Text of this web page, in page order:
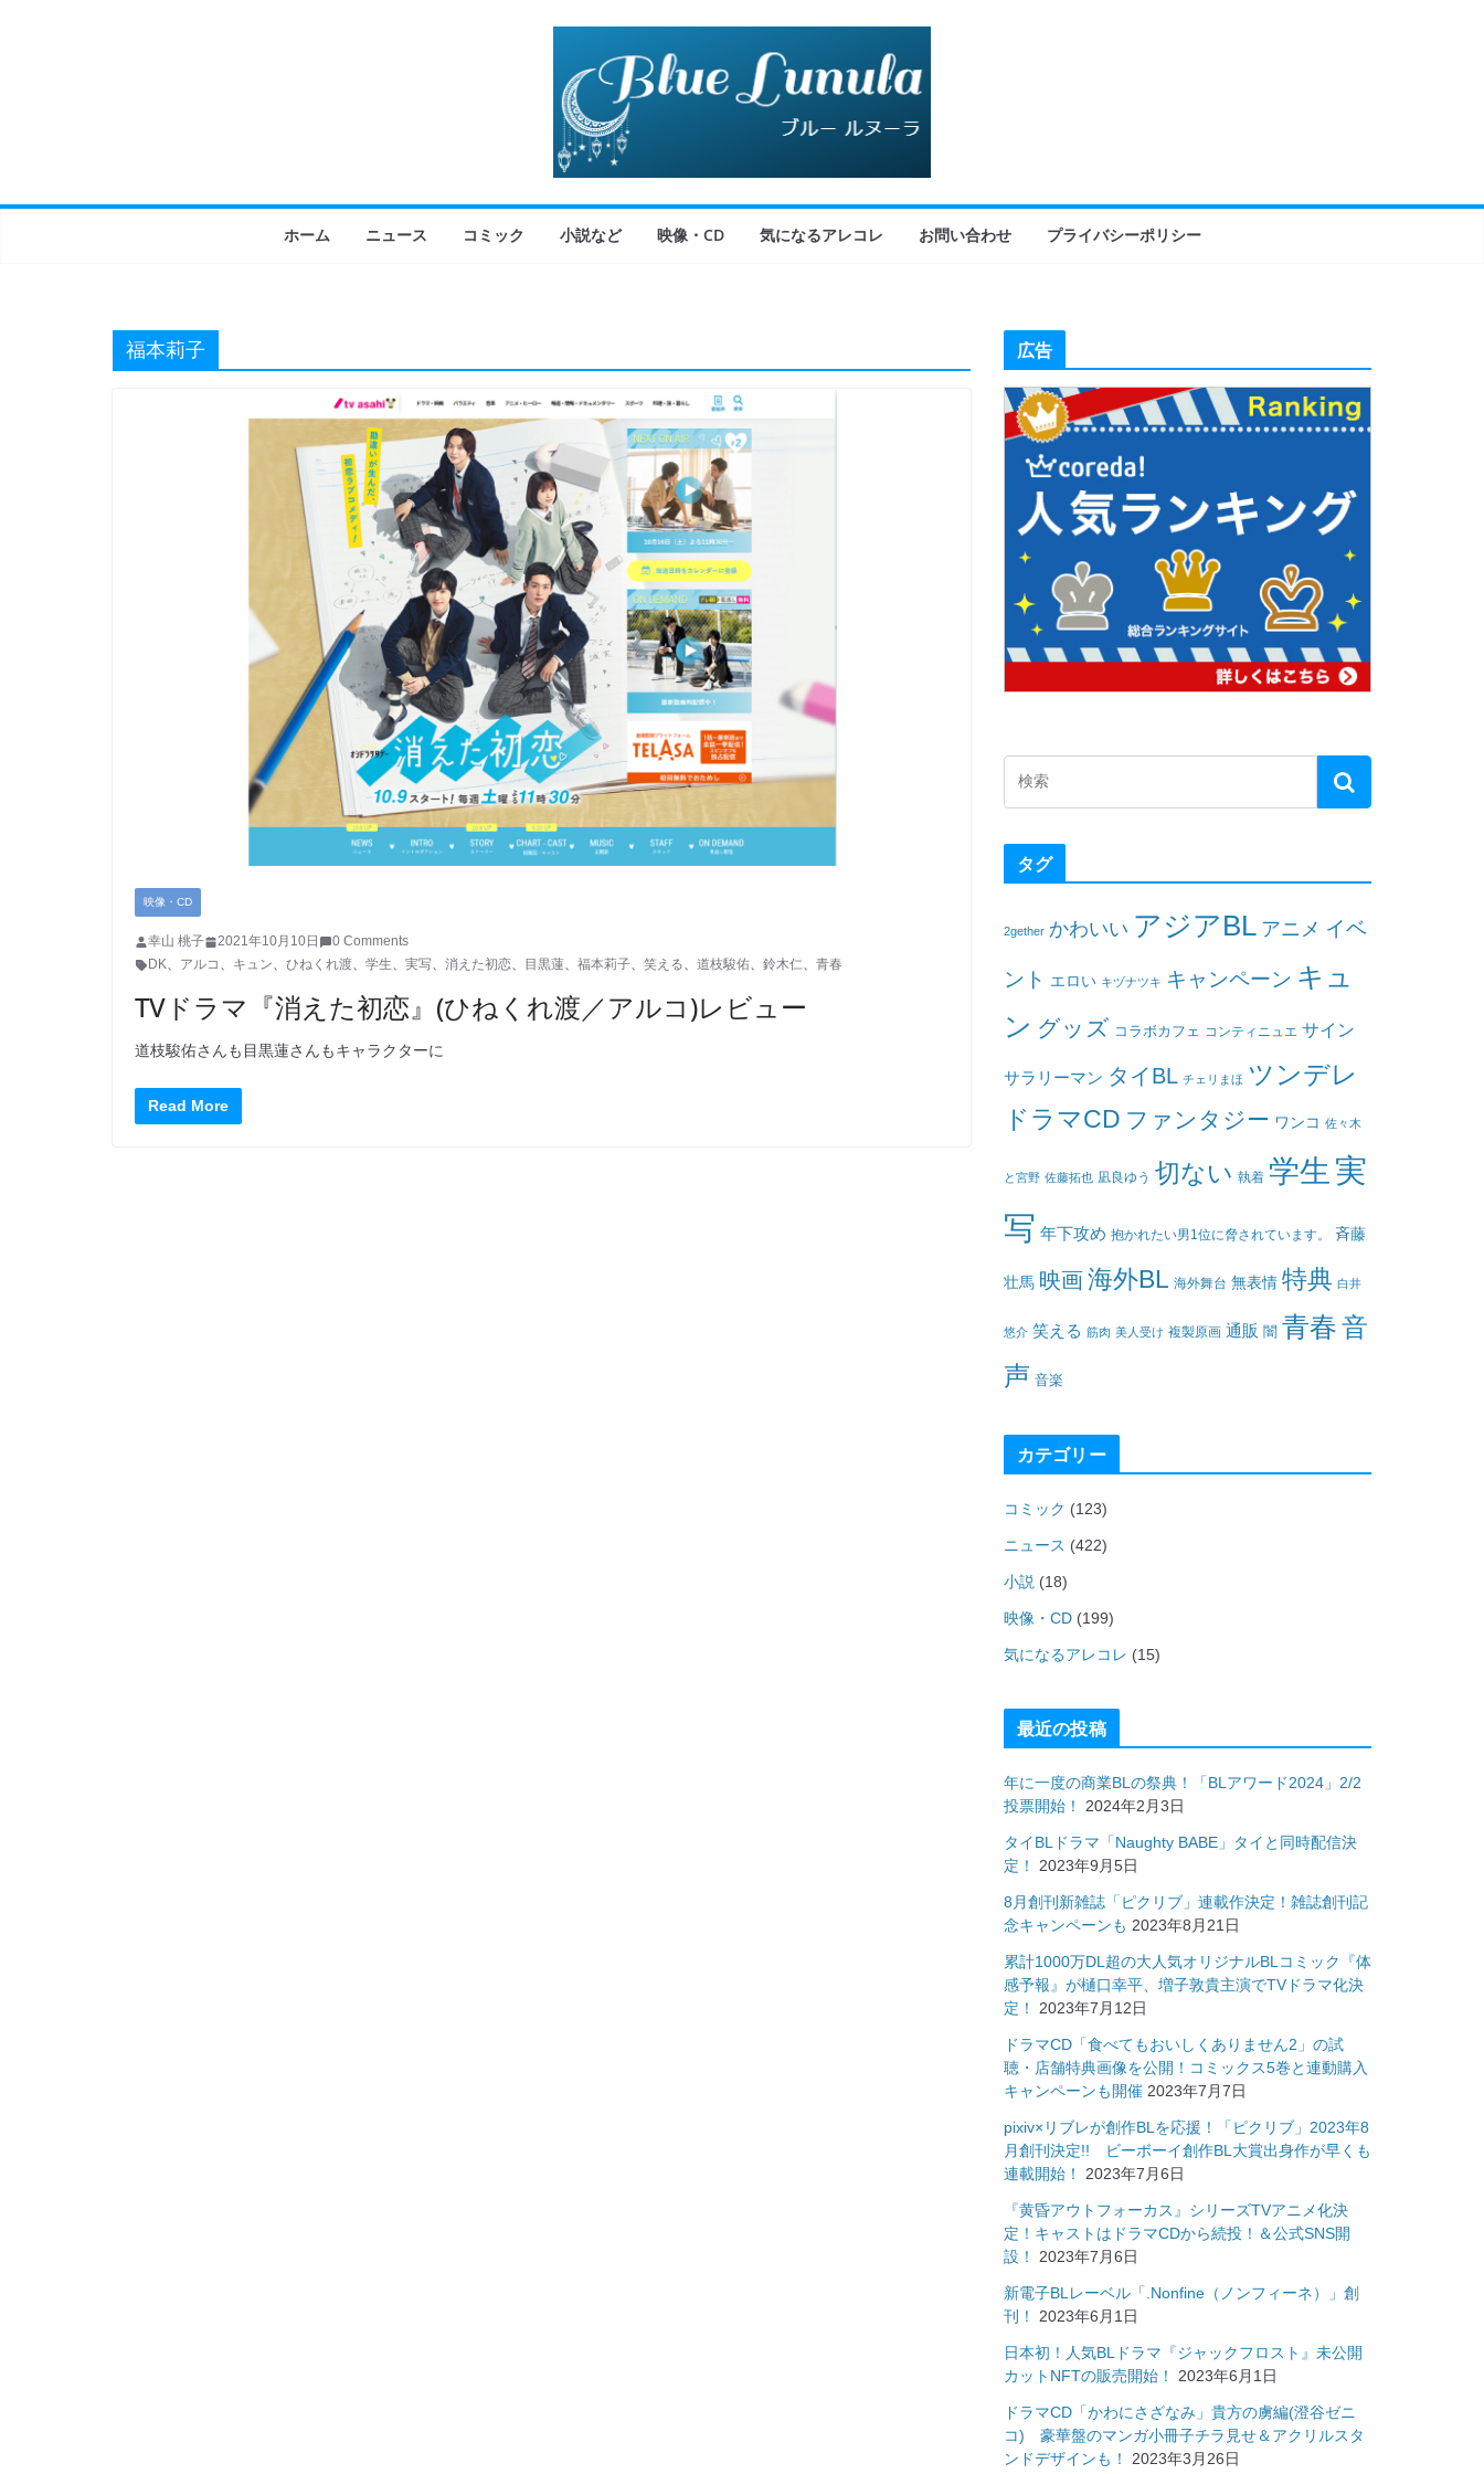
ホーム ニュース コミック 小説など 映像・CD 気になるアレコレ お問い合わせ プライバシーポリシー
福本莉子
映像・CD
幸山 桃子 2021年10月10日
0 Comments
DK、 アルコ 、 キュン、 ひねくれ渡、 学生、 実写、 消えた初恋、 目黒蓮、 福本莉子、 笑える、 道枝駿佑、 鈴木仁、 青春
TVドラマ『消えた初恋』(ひねくれ渡／アルコ)レビュー
道枝駿佑さんも目黒蓮さんもキャラクターに
Read More
広告
タグ
2gether かわいい アジアBL アニメ イベ
ント エロい キヅナツキ キャンペーン キュ
ン グッズ コラボカフェ コンティニュエ サイン
サラリーマン タイBL チェリまほ ツンデレ
ドラマCD ファンタジー ワンコ 佐々木
と宮野 佐藤拓也 凪良ゆう 切ない 執着 学生 実
写 年下攻め 抱かれたい男1位に脅されています。 斉藤
壮馬 映画海外BL 海外舞台 無表情 特典 白井
悠介 笑える 筋肉 美人受け 複製原画 通販 闇 青春音
声 音楽
カテゴリー
コミック (123)
ニュース (422)
小説 (18)
映像・CD (199)
気になるアレコレ (15)
最近の投稿
年に一度の商業BLの祭典！「BLアワード2024」2/2
投票開始！
2024年2月3日
タイBLドラマ「Naughty BABE」タイと同時配信決
定！
2023年9月5日
8月創刊新雑誌「ピクリブ」連載作決定！雑誌創刊記
念キャンペーンも 2023年8月21日
累計1000万DL超の大人気オリジナルBLコミック『体
感予報』が樋口幸平、増子敦貴主演でTVドラマ化決
定！
2023年7月12日
ドラマCD「食べてもおいしくありません2」の試
聴・店舗特典画像を公開！コミックス5巻と連動購入
キャンペーンも開催 2023年7月7日
pixiv×リブレが創作BLを応援！「ピクリブ」2023年8
月創刊決定!! ビーボーイ創作BL大賞出身作が早くも
連載開始！
2023年7月6日
『黄昏アウトフォーカス』シリーズTVアニメ化決
定！キャストはドラマCDから続投！＆公式SNS開
設！
2023年7月6日
新電子BLレーベル「.Nonfine（ノンフィーネ）」創
刊！
2023年6月1日
日本初！人気BLドラマ『ジャックフロスト』未公開
カットNFTの販売開始！
2023年6月1日
ドラマCD「かわにさざなみ」貴方の虜編(澄谷ゼニ
コ) 豪華盤のマンガ小冊子チラ見せ＆アクリルスタ
ンドデザインも！
2023年3月26日